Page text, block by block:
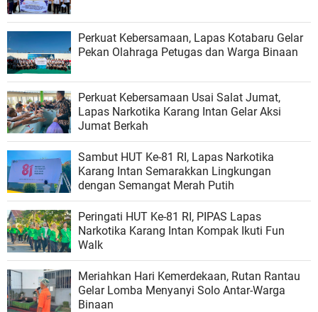
Perkuat Kebersamaan, Lapas Kotabaru Gelar
Pekan Olahraga Petugas dan Warga Binaan
Perkuat Kebersamaan Usai Salat Jumat,
Lapas Narkotika Karang Intan Gelar Aksi
Jumat Berkah
Sambut HUT Ke-81 RI, Lapas Narkotika
Karang Intan Semarakkan Lingkungan
dengan Semangat Merah Putih
Peringati HUT Ke-81 RI, PIPAS Lapas
Narkotika Karang Intan Kompak Ikuti Fun
Walk
Meriahkan Hari Kemerdekaan, Rutan Rantau
Gelar Lomba Menyanyi Solo Antar-Warga
Binaan